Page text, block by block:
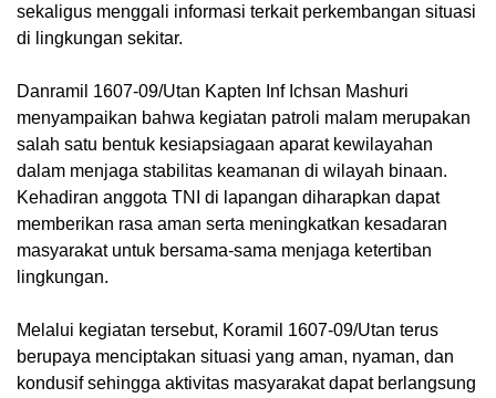
sekaligus menggali informasi terkait perkembangan situasi
di lingkungan sekitar.
‎Danramil 1607-09/Utan Kapten Inf Ichsan Mashuri
menyampaikan bahwa kegiatan patroli malam merupakan
salah satu bentuk kesiapsiagaan aparat kewilayahan
dalam menjaga stabilitas keamanan di wilayah binaan.
Kehadiran anggota TNI di lapangan diharapkan dapat
memberikan rasa aman serta meningkatkan kesadaran
masyarakat untuk bersama-sama menjaga ketertiban
lingkungan.
‎Melalui kegiatan tersebut, Koramil 1607-09/Utan terus
berupaya menciptakan situasi yang aman, nyaman, dan
kondusif sehingga aktivitas masyarakat dapat berlangsung